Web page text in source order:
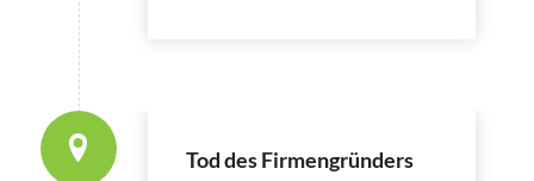
Tod des Firmengründers